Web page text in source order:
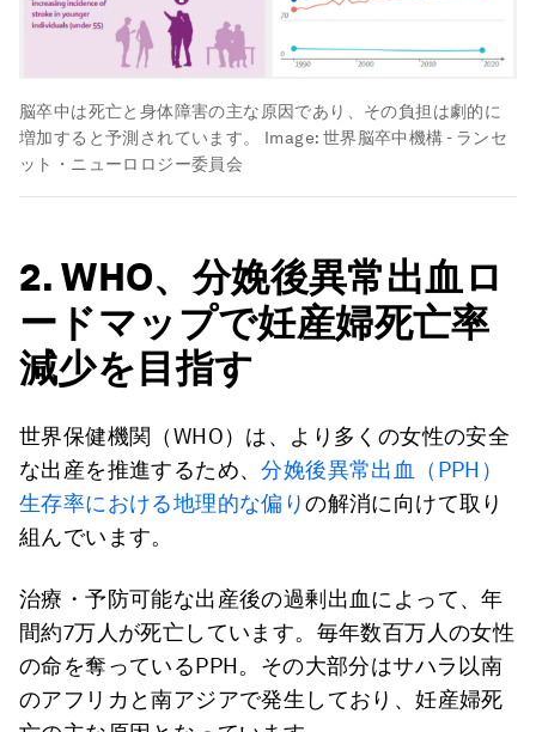
脳卒中は死亡と身体障害の主な原因であり、その負担は劇的に
増加すると予測されています。
Image: 世界脳卒中機構 - ランセ
ット・ニューロロジー委員会
2. WHO、分娩後異常出血ロ
ードマップで妊産婦死亡率
減少を目指す
世界保健機関（WHO）は、より多くの女性の安全
な出産を推進するため、分娩後異常出血（PPH）
生存率における地理的な偏りの解消に向けて取り
組んでいます。
治療・予防可能な出産後の過剰出血によって、年
間約7万人が死亡しています。毎年数百万人の女性
の命を奪っているPPH。その大部分はサハラ以南
のアフリカと南アジアで発生しており、妊産婦死